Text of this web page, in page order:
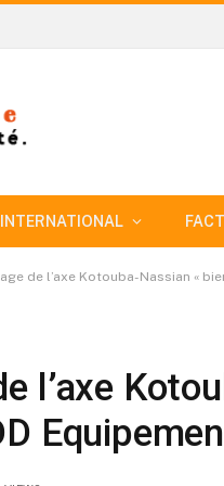
INTERNATIONAL
de l’axe Kotouba-Nassian «
l’axe